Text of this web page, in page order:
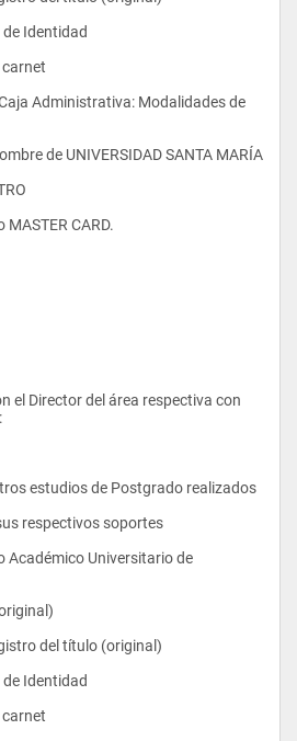
Naturales y Energéticos
II
I
de Identidad
Administrativa: Modalidades de
de UNIVERSIDAD SANTA MARÍA
CARD.
el Director del área respectiva con
estudios de Postgrado realizados
respectivos soportes
Académico Universitario de
del título (original)
de Identidad